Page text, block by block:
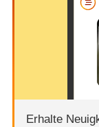
Erhalte